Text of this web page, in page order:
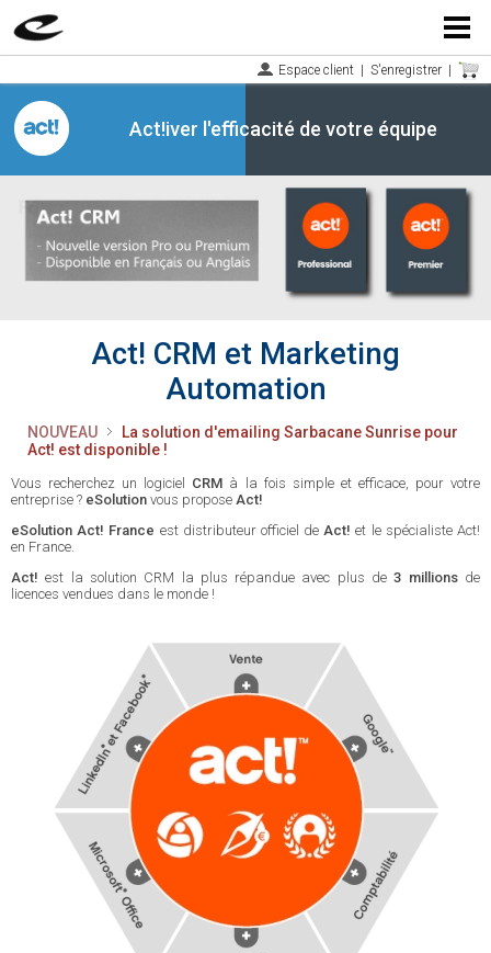
Menu
Espace client S'enregistrer
Act!iver l'efficacité de votre équipe
Act! CRM et Marketing
Automation
NOUVEAU
La solution d'emailing Sarbacane Sunrise pour
Act! est disponible !
Vous recherchez un logiciel CRM à la fois simple et efficace, pour votre
entreprise ? eSolution vous propose Act!
eSolution Act! France est distributeur officiel deAct! et le spécialiste Act!
en France.
Act! est la solution CRM la plus répandue avec plus de3 millionsde
licences vendues dans le monde !